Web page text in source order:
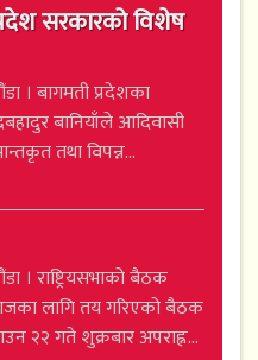
सरकारको विशेष
। बागमती प्रदेशका
बानियाँले आदिवासी
तथा विपन्न...
। राष्ट्रियसभाको बैठक
लागि तय गरिएको बैठक
२२ गते शुक्रबार अपराह्न...